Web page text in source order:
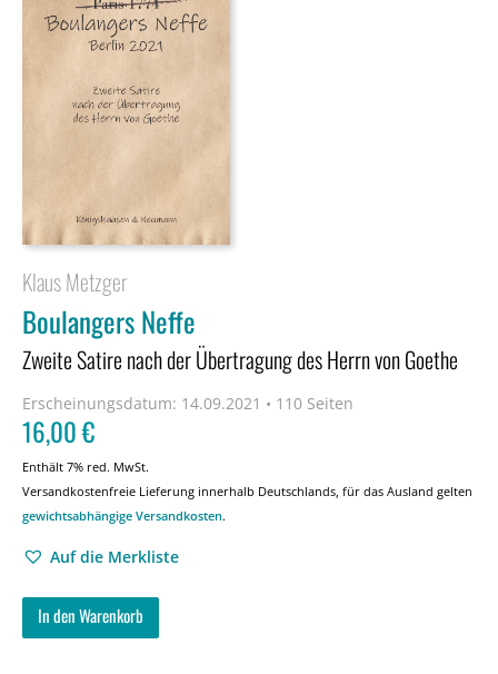
Klaus Metzger
Boulangers Neffe
Zweite Satire nach der Übertragung des Herrn von Goethe
Erscheinungsdatum: 14.09.2021 • 110 Seiten
16,00€
Enthält 7% red. MwSt.
Versandkostenfreie Lieferung innerhalb Deutschlands, für das Ausland gelten
gewichtsabhängige Versandkosten.
Auf die Merkliste
In den Warenkorb